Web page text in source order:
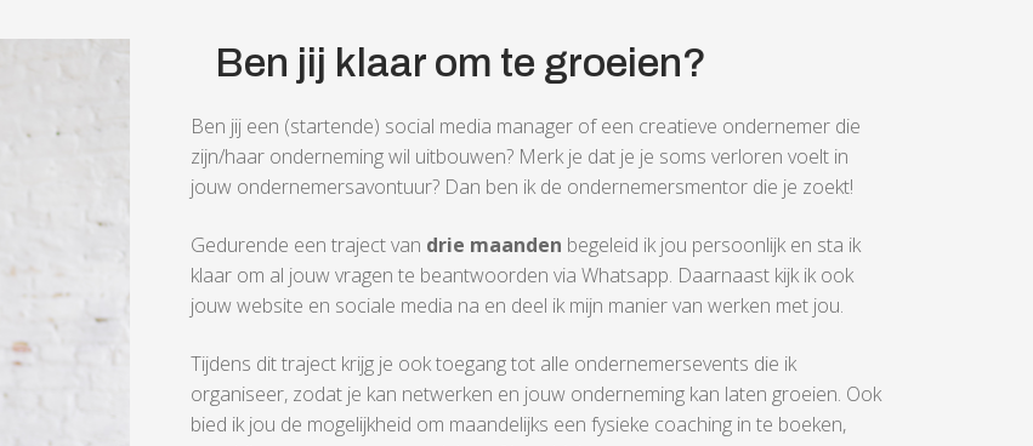
Ben jij klaar om te groeien?
Ben jij een (startende) social media manager of een creatieve ondernemer die
zijn/haar onderneming wil uitbouwen? Merk je dat je je soms verloren voelt in
jouw ondernemersavontuur? Dan ben ik de ondernemersmentor die je zoekt!
Gedurende een traject van drie maanden begeleid ik jou persoonlijk en sta ik
klaar om al jouw vragen te beantwoorden via Whatsapp. Daarnaast kijk ik ook
jouw website en sociale media na en deel ik mijn manier van werken met jou.
Tijdens dit traject krijg je ook toegang tot alle ondernemersevents die ik
organiseer, zodat je kan netwerken en jouw onderneming kan laten groeien. Ook
bied ik jou de mogelijkheid om maandelijks een fysieke coaching in te boeken,